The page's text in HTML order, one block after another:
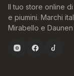
Il tuo store online
e piumini. Marchi
Mirabello e